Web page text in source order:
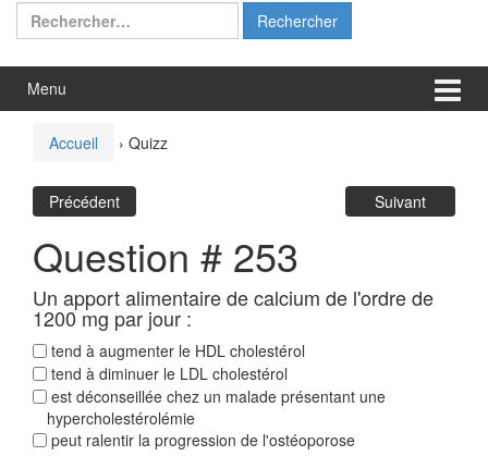
Rechercher :
Menu
Accueil › Quizz
Précédent Suivant
Question # 253
Un apport alimentaire de calcium de l'ordre de
1200 mg par jour :
tend à augmenter le HDL cholestérol
tend à diminuer le LDL cholestérol
est déconseillée chez un malade présentant une
hypercholestérolémie
peut ralentir la progression de l'ostéoporose